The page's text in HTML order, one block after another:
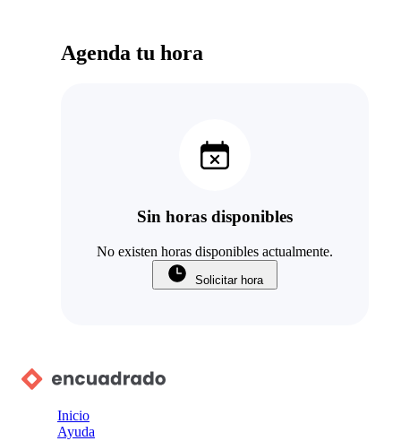
Agenda tu hora
Sin horas disponibles
No existen horas disponibles actualmente.
Solicitar hora
Inicio
Ayuda